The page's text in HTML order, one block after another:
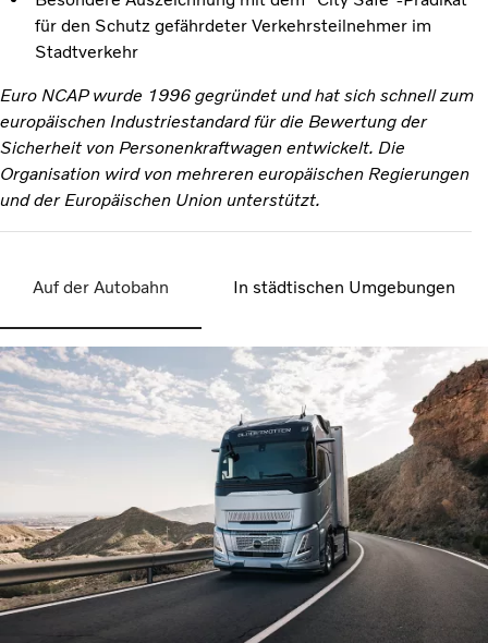
für den Schutz gefährdeter Verkehrsteilnehmer im
Stadtverkehr
Euro NCAP wurde 1996 gegründet und hat sich schnell zum
europäischen Industriestandard für die Bewertung der
Sicherheit von Personenkraftwagen entwickelt. Die
Organisation wird von mehreren europäischen Regierungen
und der Europäischen Union unterstützt.
Auf der Autobahn In städtischen Umgebungen